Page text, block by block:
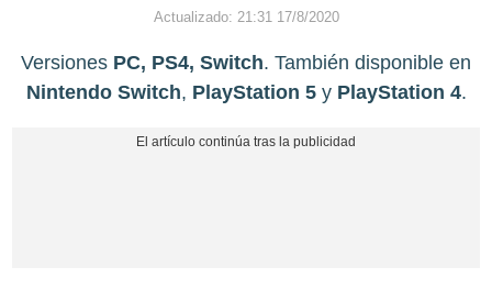
Actualizado: 21:31 17/8/2020
Versiones PC, PS4, Switch. También disponible en
Nintendo Switch, PlayStation 5y PlayStation 4.